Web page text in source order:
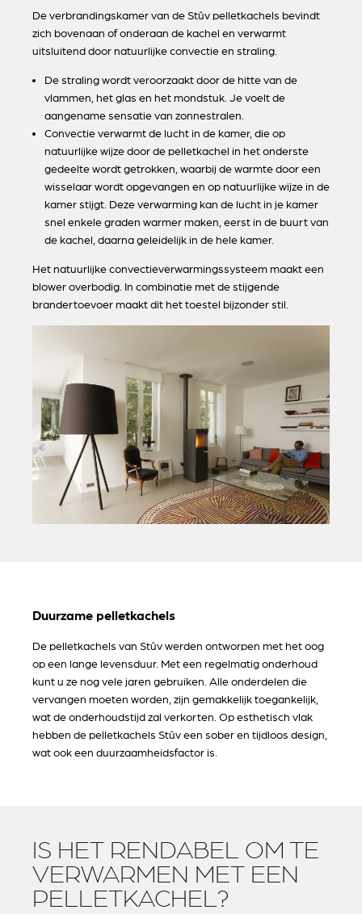
De verbrandingskamer van de Stûv pelletkachels bevindt
zich bovenaan of onderaan de kachel en verwarmt
uitsluitend door natuurlijke convectie en straling.
De straling wordt veroorzaakt door de hitte van de
vlammen, het glas en het mondstuk. Je voelt de
aangename sensatie van zonnestralen.
Convectie verwarmt de lucht in de kamer, die op
natuurlijke wijze door de pelletkachel in het onderste
gedeelte wordt getrokken, waarbij de warmte door een
wisselaar wordt opgevangen en op natuurlijke wijze in de
kamer stijgt. Deze verwarming kan de lucht in je kamer
snel enkele graden warmer maken, eerst in de buurt van
de kachel, daarna geleidelijk in de hele kamer.
Het natuurlijke convectieverwarmingssysteem maakt een
blower overbodig. In combinatie met de stijgende
brandertoevoer maakt dit het toestel bijzonder stil.
Duurzame pelletkachels
De pelletkachels van Stûv werden ontworpen met het oog
op een lange levensduur. Met een regelmatig onderhoud
kunt u ze nog vele jaren gebruiken. Alle onderdelen die
vervangen moeten worden, zijn gemakkelijk toegankelijk,
wat de onderhoudstijd zal verkorten. Op esthetisch vlak
hebben de pelletkachels Stûv een sober en tijdloos design,
wat ook een duurzaamheidsfactor is.
IS HET RENDABEL OM TE
VERWARMEN MET EEN
PELLETKACHEL?